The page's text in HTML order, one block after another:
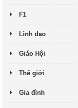
F1
Linh đạo
Giáo Hội
Thế giới
Gia đình